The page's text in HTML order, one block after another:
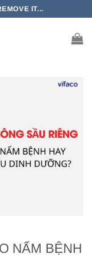
IT...
NẤM BỆNH